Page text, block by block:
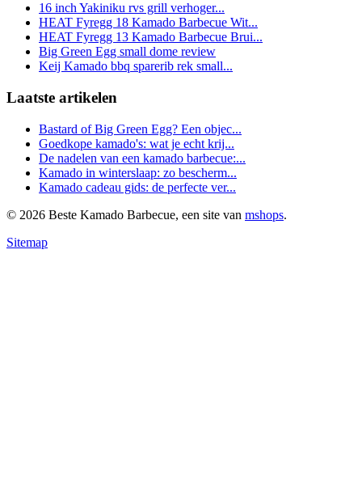
16 inch Yakiniku rvs grill verhoger...
HEAT Fyregg 18 Kamado Barbecue Wit...
HEAT Fyregg 13 Kamado Barbecue Brui...
Big Green Egg small dome review
Keij Kamado bbq sparerib rek small...
Laatste artikelen
Bastard of Big Green Egg? Een objec...
Goedkope kamado's: wat je echt krij...
De nadelen van een kamado barbecue:...
Kamado in winterslaap: zo bescherm...
Kamado cadeau gids: de perfecte ver...
© 2026 Beste Kamado Barbecue, een site van mshops.
Sitemap